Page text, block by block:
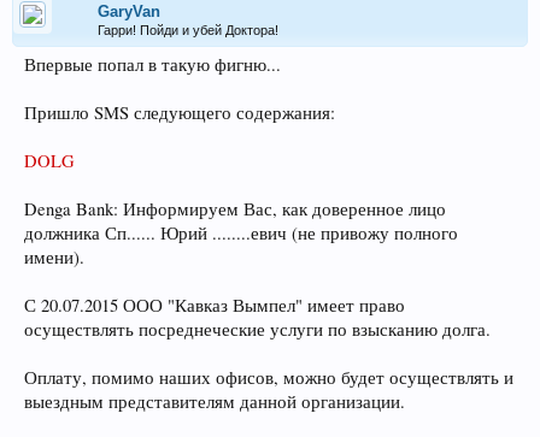
GaryVan
Гарри! Пойди и убей Доктора!
Впервые попал в такую фигню...
Пришло SMS следующего содержания:
DOLG
Denga Bank: Информируем Вас, как доверенное лицо
должника Сп...... Юрий ........евич (не привожу полного
имени).
С 20.07.2015 ООО "Кавказ Вымпел" имеет право
осуществлять посреднеческие услуги по взысканию долга.
Оплату, помимо наших офисов, можно будет осуществлять и
выездным представителям данной организации.